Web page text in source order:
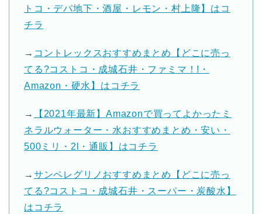
トコ・デパ地下・酒屋・レモン・村上隆】はコ
チラ
→ コントレックスおすすめまとめ【どこに売っ
てる?コストコ・成城石井・ファミマ！!・
Amazon・硬水】はコチラ
→
【2021年最新】Amazonで買ってよかったミ
ネラルウォーター・水おすすめまとめ・安い・
500ミリ・2l・通販】はコチラ
→ サンペレグリノおすすめまとめ【どこに売っ
てる?コストコ・成城石井・スーパー・炭酸水】
はコチラ